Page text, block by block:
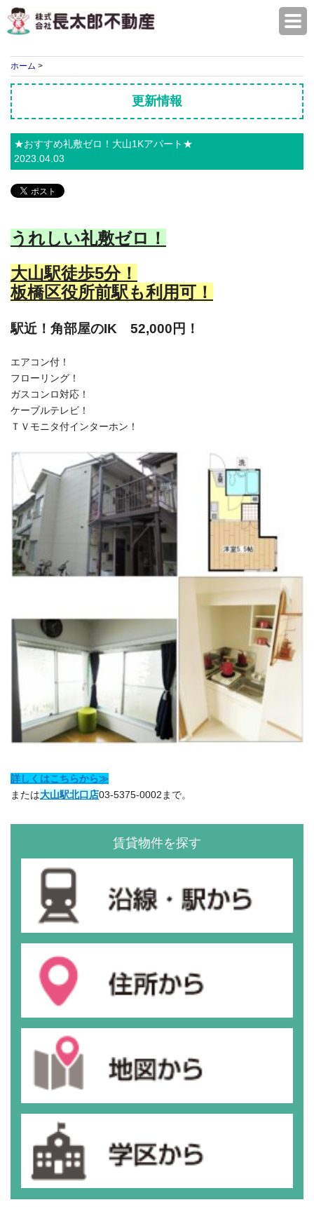
ホーム >
更新情報
★おすすめ礼敷ゼロ！大山1Kアパート★
2023.04.03
うれしい礼敷ゼロ！
大山駅徒歩5分！
板橋区役所前駅も利用可 ！
駅近！角部屋のIK 52,000円！
エアコン付！
フローリング！
ガスコンロ対応！
ケーブルテレビ！
ＴＶモニタ付インターホン！
詳しくはこちらから≫
または大山駅北口店03-5375-0002まで。
賃貸物件を探す